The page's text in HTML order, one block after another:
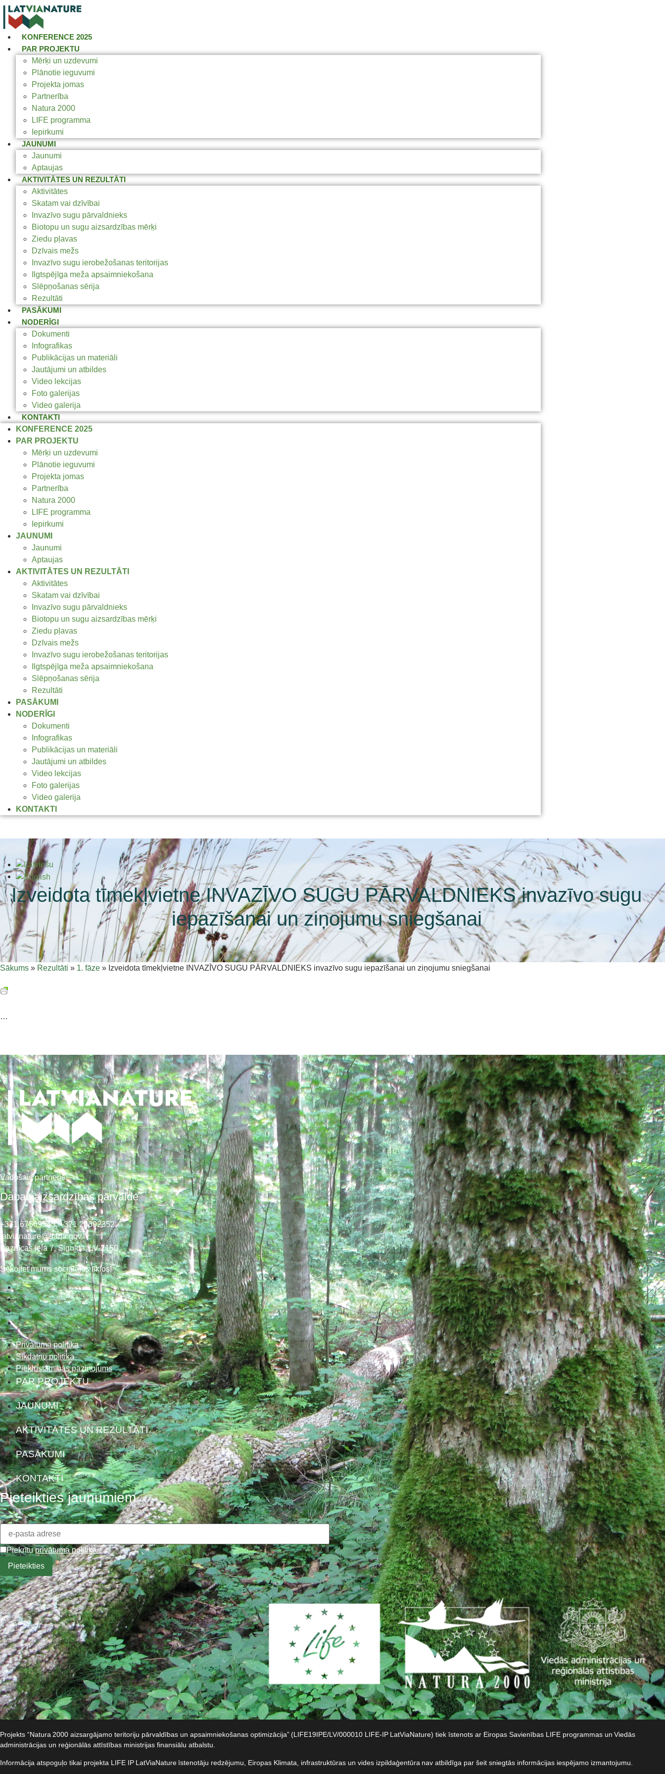
KONFERENCE 2025
PAR PROJEKTU
Mērķi un uzdevumi
Plānotie ieguvumi
Projekta jomas
Partnerība
Natura 2000
LIFE programma
Iepirkumi
JAUNUMI
Jaunumi
Aptaujas
AKTIVITĀTES UN REZULTĀTI
Aktivitātes
Skatam vai dzīvībai
Invazīvo sugu pārvaldnieks
Biotopu un sugu aizsardzības mērķi
Ziedu pļavas
Dzīvais mežs
Invazīvo sugu ierobežošanas teritorijas
Ilgtspējīga meža apsaimniekošana
Slēpņošanas sērija
Rezultāti
PASĀKUMI
NODERĪGI
Dokumenti
Infografikas
Publikācijas un materiāli
Jautājumi un atbildes
Video lekcijas
Foto galerijas
Video galerija
KONTAKTI
KONFERENCE 2025
PAR PROJEKTU
Mērķi un uzdevumi
Plānotie ieguvumi
Projekta jomas
Partnerība
Natura 2000
LIFE programma
Iepirkumi
JAUNUMI
Jaunumi
Aptaujas
AKTIVITĀTES UN REZULTĀTI
Aktivitātes
Skatam vai dzīvībai
Invazīvo sugu pārvaldnieks
Biotopu un sugu aizsardzības mērķi
Ziedu pļavas
Dzīvais mežs
Invazīvo sugu ierobežošanas teritorijas
Ilgtspējīga meža apsaimniekošana
Slēpņošanas sērija
Rezultāti
PASĀKUMI
NODERĪGI
Dokumenti
Infografikas
Publikācijas un materiāli
Jautājumi un atbildes
Video lekcijas
Foto galerijas
Video galerija
KONTAKTI
Izveidota tīmekļvietne INVAZĪVO SUGU PĀRVALDNIEKS invazīvo sugu
iepazīšanai un ziņojumu sniegšanai
Sākums » Rezultāti » 1. fāze » Izveidota tīmekļvietne INVAZĪVO SUGU PĀRVALDNIEKS invazīvo sugu iepazīšanai un ziņojumu sniegšanai
…
Vadošais partneris:
Dabas aizsardzības pārvalde
+371 67509545,+371 26392352
latvianature@daba.gov.lv
Baznīcas iela 7, Sigulda, LV-2150
Sekojiet mums sociālajos tīklos!
Privātuma politika
Sīkdatņu politika
Piekļūstamības paziņojums
PAR PROJEKTU
JAUNUMI
AKTIVITĀTES UN REZULTĀTI
PASĀKUMI
KONTAKTI
Pieteikties jaunumiem
Piekrītuprivātuma politikai.
Projekts “Natura 2000 aizsargājamo teritoriju pārvaldības un apsaimniekošanas optimizācija” (LIFE19IPE/LV/000010 LIFE-IP LatViaNature) tiek īstenots ar Eiropas Savienības LIFE programmas un Viedās
administrācijas un reģionālās attīstības ministrijas finansiālu atbalstu.​
Informācija atspoguļo tikai projekta LIFE IP LatViaNature īstenotāju redzējumu, Eiropas Klimata, infrastruktūras un vides izpildaģentūra nav atbildīga par šeit sniegtās informācijas iespējamo izmantojumu.​